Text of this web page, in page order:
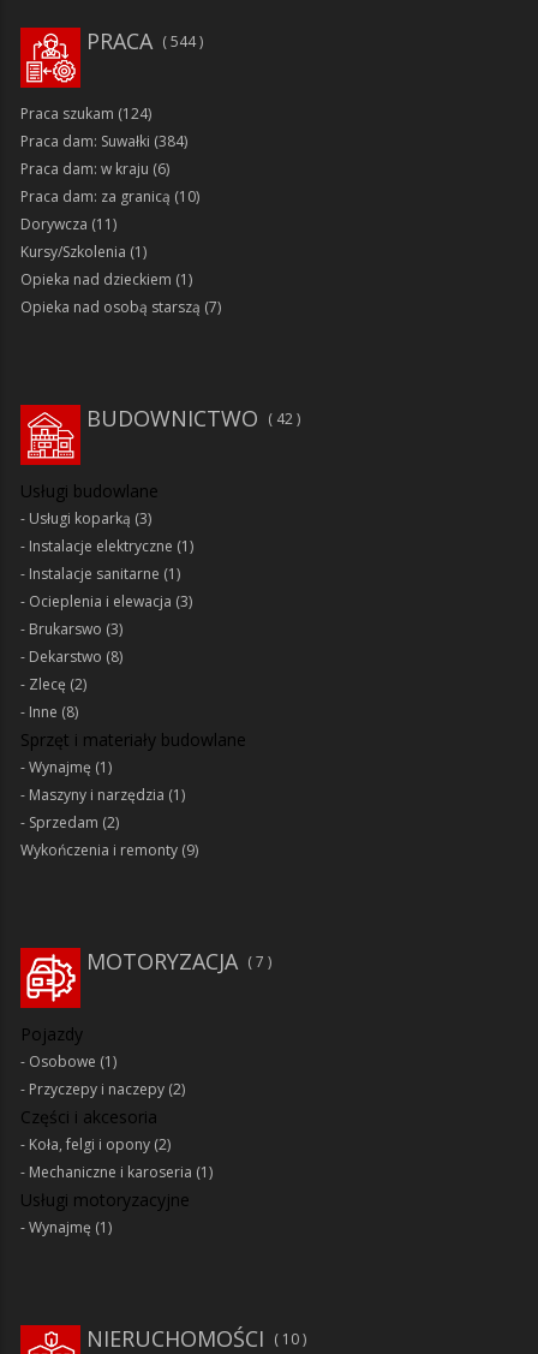
PRACA 544
Praca szukam (124)
Praca dam: Suwałki (384)
Praca dam: w kraju (6)
Praca dam: za granicą (10)
Dorywcza (11)
Kursy/Szkolenia (1)
Opieka nad dzieckiem (1)
Opieka nad osobą starszą (7)
BUDOWNICTWO 42
Usługi budowlane
Usługi koparką (3)
Instalacje elektryczne (1)
Instalacje sanitarne (1)
Ocieplenia i elewacja (3)
Brukarswo (3)
Dekarstwo (8)
Zlecę (2)
Inne (8)
Sprzęt i materiały budowlane
Wynajmę (1)
Maszyny i narzędzia (1)
Sprzedam (2)
Wykończenia i remonty (9)
MOTORYZACJA 7
Pojazdy
Osobowe (1)
Przyczepy i naczepy (2)
Części i akcesoria
Koła, felgi i opony (2)
Mechaniczne i karoseria (1)
Usługi motoryzacyjne
Wynajmę (1)
NIERUCHOMOŚCI 10